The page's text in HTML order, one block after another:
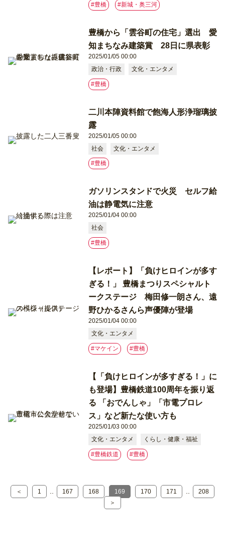
#豊橋 #新城・奥三河
豊橋から「雲谷町の住宅」選出 愛
知まちなみ建築賞 28日に県表彰
2025/01/05 00:00
政治・行政
文化・エンタメ
#豊橋
二川本陣資料館で飽海人形浄瑠璃披
露
2025/01/05 00:00
社会
文化・エンタメ
#豊橋
ガソリンスタンドで火災 セルフ給
油は静電気に注意
2025/01/04 00:00
社会
#豊橋
【レポート】「負けヒロインが多す
ぎる！」 豊橋まつりスペシャルト
ークステージ 梅田修一朗さん、遠
野ひかるさんら声優陣が登場
2025/01/04 00:00
文化・エンタメ
#マケイン #豊橋
【「負けヒロインが多すぎる！」に
も登場】豊橋鉄道100周年を振り返
る 「おでんしゃ」「市電プロレ
ス」など新たな使い方も
2025/01/03 00:00
文化・エンタメ
くらし・健康・福祉
#豊橋鉄道 #豊橋
＜ 1 167 168 169 170 171
208
＞